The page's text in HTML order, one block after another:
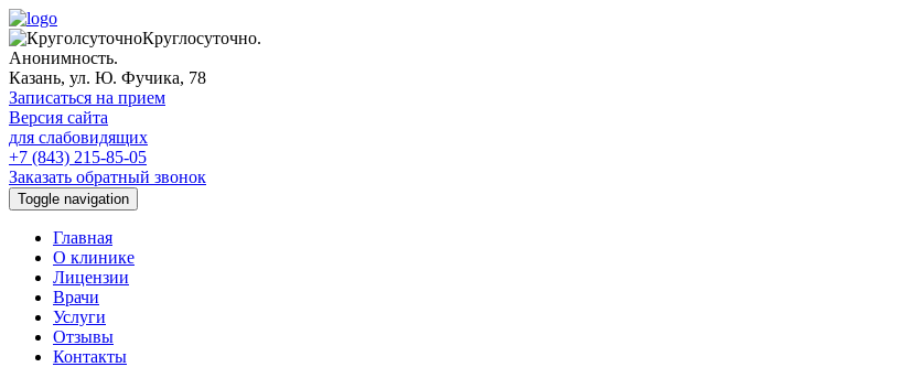
Круглосуточно.
Анонимность.
Казань, ул. Ю. Фучика, 78
Записаться на прием
Версия сайта
для слабовидящих
+7 (843) 215-85-05
Заказать обратный звонок
Toggle navigation
Главная
О клинике
Лицензии
Врачи
Услуги
Отзывы
Контакты